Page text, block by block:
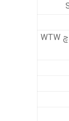
مناسب برای دستگاه های اندازه گیری پی اچ WTW